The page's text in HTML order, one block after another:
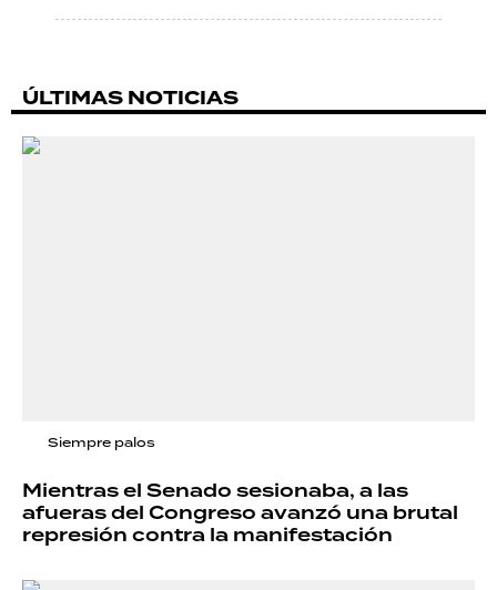
ÚLTIMAS NOTICIAS
Siempre palos
Mientras el Senado sesionaba, a las
afueras del Congreso avanzó una brutal
represión contra la manifestación